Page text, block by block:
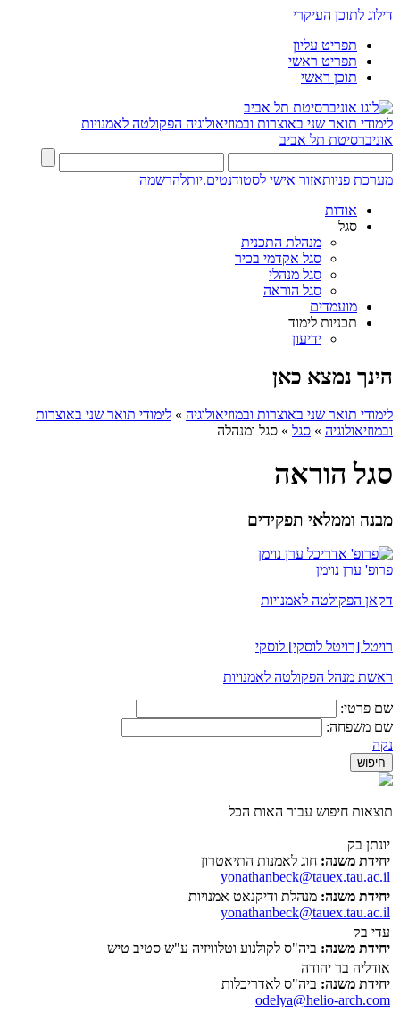
דילוג לתוכן העיקרי
תפריט עליון
תפריט ראשי
תוכן ראשי
לימודי תואר שני באוצרות ובמוזיאולוגיה הפקולטה לאמנויות
אוניברסיטת תל אביב
מערכת פניותאזור אישי לסטודנטים.יותלהרשמה
אודות
סגל
מנהלת התכנית
סגל אקדמי בכיר
סגל מנהלי
סגל הוראה
מועמדים
תכניות לימוד
ידיעון
הינך נמצא כאן
לימודי תואר שני באוצרות ובמוזיאולוגיה » לימודי תואר שני באוצרות
ובמוזיאולוגיה » סגל » סגל ומנהלה
סגל הוראה
מבנה וממלאי תפקידים
פרופ' ערן נוימן
דקאן הפקולטה לאמנויות
רויטל [רויטל לוסקי] לוסקי
ראשת מנהל הפקולטה לאמנויות
שם פרטי:
שם משפחה:
נקה
תוצאות חיפוש עבור האות הכל
יונתן בק
יחידת משנה: חוג לאמנות התיאטרון
yonathanbeck@tauex.tau.ac.il
יחידת משנה: מנהלת ודיקנאט אמנויות
yonathanbeck@tauex.tau.ac.il
עדי בק
יחידת משנה: ביה"ס לקולנוע וטלוויזיה ע"ש סטיב טיש
אודליה בר יהודה
יחידת משנה: ביה"ס לאדריכלות
odelya@helio-arch.com